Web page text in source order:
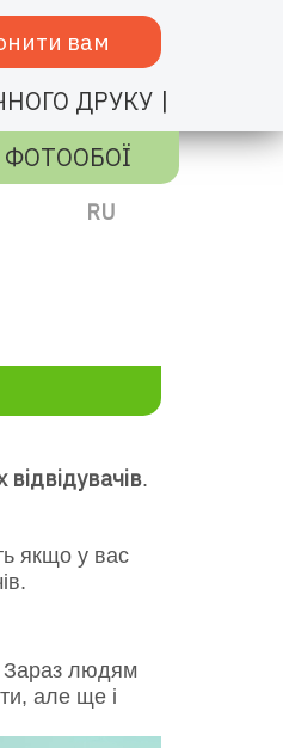
вам
ДРУКУ |
ФОТООБОЇ
RU
.
якщо у вас
Зараз людям
але ще і